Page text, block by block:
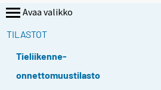
Avaa valikko
TILASTOT
Tieliikenne-
onnettomuustilasto